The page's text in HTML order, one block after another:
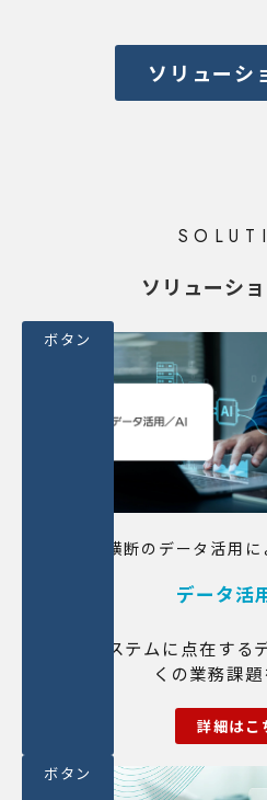
ソリューシ
ソリューシ
全社横断のデータ活用
データ活
複数のシステムに点在す
くの業務課
ボタン
詳細はこ
ボタン